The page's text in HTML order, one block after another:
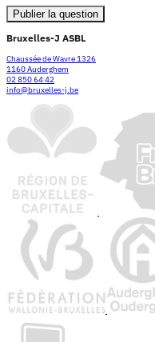
Publier la question
Bruxelles-J ASBL
Chaussée de Wavre 1326
1160 Auderghem
02 850 64 42
info@bruxelles-j.be